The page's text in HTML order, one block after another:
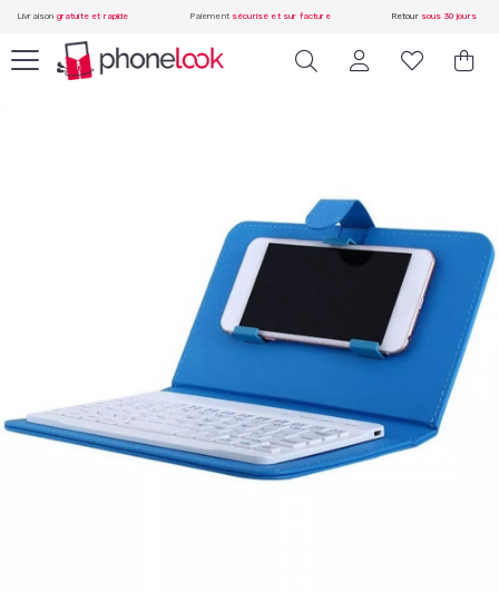
Livraison gratuite et rapide Paiement sécurisé et sur facture Retour sous 30 jours